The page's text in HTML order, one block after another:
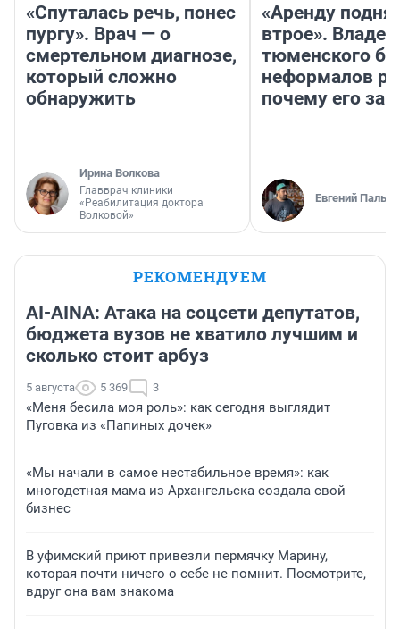
«Спуталась речь, понес
пургу». Врач — о
смертельном диагнозе,
который сложно
обнаружить
Ирина Волкова
Главврач клиники
«Реабилитация доктора
Волковой»
«Аренду
втрое».
тюменского
неформалов
почему его
Евгений
РЕКОМЕНДУЕМ
AI-AINA: Атака на соцсети депутатов,
бюджета вузов не хватило лучшим и
сколько стоит арбуз
5 августа 5 369 3
«Меня бесила моя роль»: как сегодня выглядит
Пуговка из «Папиных дочек»
«Мы начали в самое нестабильное время»: как
многодетная мама из Архангельска создала свой
бизнес
В уфимский приют привезли пермячку Марину,
которая почти ничего о себе не помнит. Посмотрите,
вдруг она вам знакома